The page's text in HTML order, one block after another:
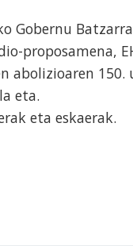
Gobernu
proposamena,
abolizioaren
eta.
eta eskaerak.